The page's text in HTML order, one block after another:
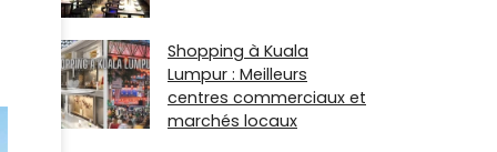
Shopping à Kuala
Lumpur : Meilleurs
centres commerciaux et
marchés locaux